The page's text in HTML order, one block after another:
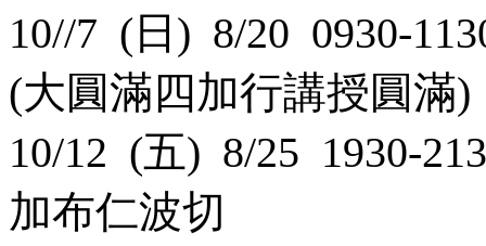
10//7 (日) 8/20 0930-
(大圓滿四加行講授圓滿)
10/12 (五) 8/25 1930-
加布仁波切